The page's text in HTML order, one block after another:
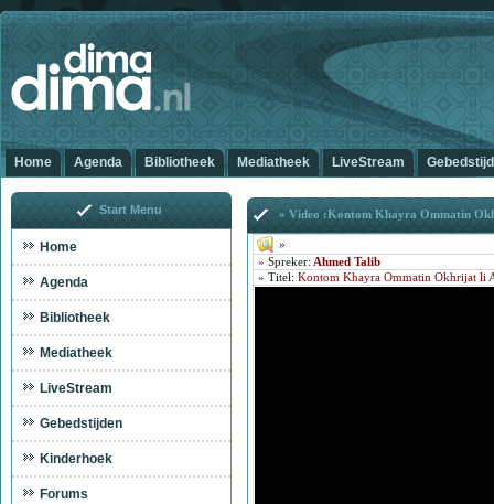
Home Agenda Bibliotheek Mediatheek LiveStream
» Video :Kontom Khayra Ommatin
»
» Spreker: Ahmed Talib
» Titel : Kontom Khayra Ommatin Okhrijat li
Start Menu
Home
Agenda
Bibliotheek
Mediatheek
LiveStream
Gebedstijden
Kinderhoek
Forums